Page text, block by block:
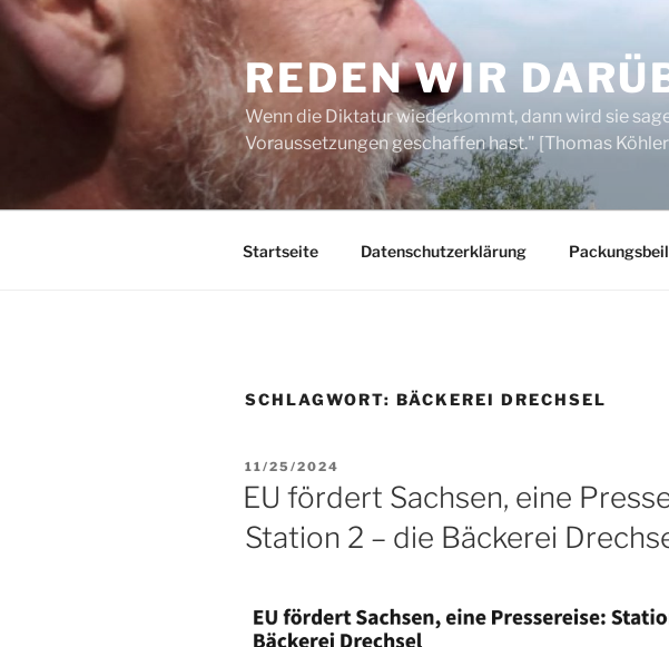
Zum
Inhalt
springen
REDEN WIR
Wenn die Diktatur wiederkommt, dann wird sie
Voraussetzungen geschaffen hast." [Thomas
Startseite Datenschutzerklärung
SCHLAGWORT: BÄCKEREI DRECHSEL
VERÖFFENTLICHT
AM
11/25/2024
EU fördert Sachsen, eine
Station 2 – die Bäckerei